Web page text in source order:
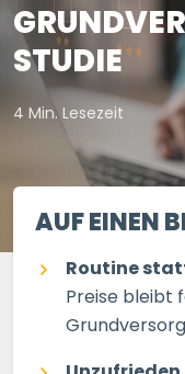
STUDIE
4 Min. Lesezeit
AUF EINEN
Routine
Preise bleibt